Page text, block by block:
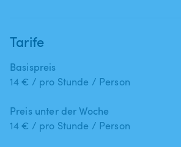
Tarife
Basispreis
14 € / pro Stunde / Person
Preis unter der Woche
14 € / pro Stunde / Person